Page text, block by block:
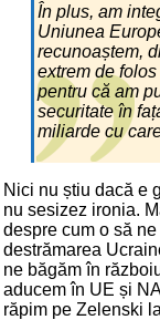
În plus, am
Uniunea
recunoaștem,
extrem de
pentru că am
securitate în
miliarde cu
Nici nu știu dacă e
nu sesizez ironia.
despre cum o să
destrămarea
ne băgăm în
aducem în UE și
răpim pe Zelenski